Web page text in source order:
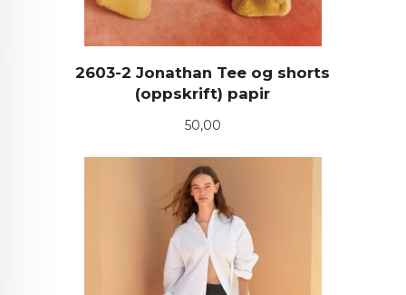
2603-2 Jonathan Tee og shorts
(oppskrift) papir
Pris
50,00